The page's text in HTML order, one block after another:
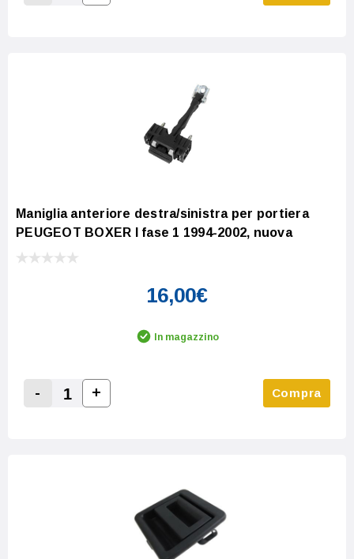
Decrease Quantity:
Increase Quantity:
Maniglia anteriore destra/sinistra per portiera
PEUGEOT BOXER I fase 1 1994-2002, nuova
16,00€
In magazzino
Decrease Quantity:
-
Increase Quantity:
+ Compra